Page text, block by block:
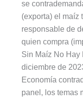
se
(exporta) el maíz
responsable de
quien compra
Sin Maíz No Hay
diciembre de
Economía
panel, los temas